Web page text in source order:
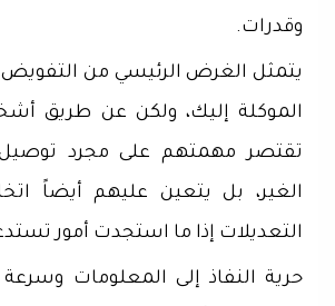
وقدرات.
يتمثل الغرض الرئيسي من التفويض
الموكلة إليك، ولكن عن طريق
تقتصر مهمتهم على مجرد توصيل
الغير، بل يتعين عليهم أيضاً
التعديلات إذا ما استجدت أمور
حرية النفاذ إلى المعلومات